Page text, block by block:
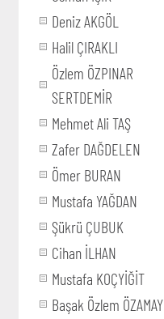
Deniz AKGÖL
Halil ÇIRAKLI
Özlem ÖZPINAR
SERTDEMİR
Mehmet Ali TAŞ
Zafer DAĞDELEN
Ömer BURAN
Mustafa YAĞDAN
Şükrü ÇUBUK
Cihan İLHAN
Mustafa KOÇYİĞİT
Başak Özlem ÖZAMAY